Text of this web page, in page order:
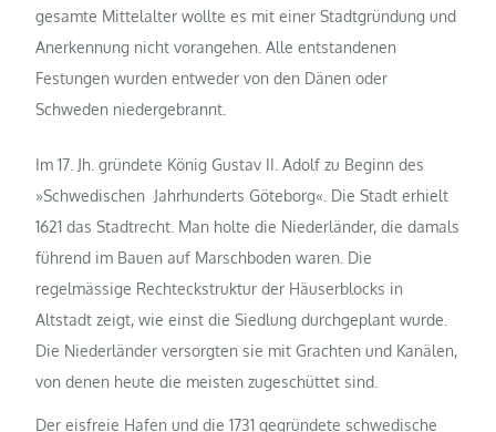
gesamte Mittelalter wollte es mit einer Stadtgründung und
Anerkennung nicht vorangehen. Alle entstandenen
Festungen wurden entweder von den Dänen oder
Schweden niedergebrannt.
Im 17. Jh. gründete König Gustav II. Adolf zu Beginn des
»Schwedischen Jahrhunderts Göteborg«. Die Stadt erhielt
1621 das Stadtrecht. Man holte die Niederländer, die damals
führend im Bauen auf Marschboden waren. Die
regelmässige Rechteckstruktur der Häuserblocks in
Altstadt zeigt, wie einst die Siedlung durchgeplant wurde.
Die Niederländer versorgten sie mit Grachten und Kanälen,
von denen heute die meisten zugeschüttet sind.
Der eisfreie Hafen und die 1731 gegründete schwedische